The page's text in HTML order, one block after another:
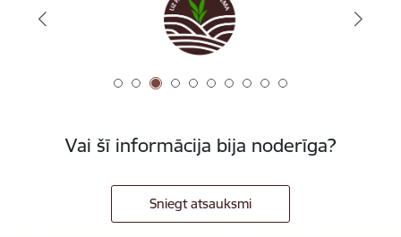
Vai šī informācija bija noderīga?
Sniegt atsauksmi